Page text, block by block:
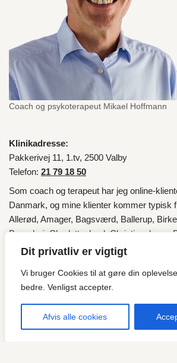
Dit privatliv er vigtigt
Vi bruger Cookies til at gøre din
bedre. Venligst accepter.
Afvis alle cookies
Coach og psykoterapeut Mikael Hoffmann
Klinikadresse:
Pakkerivej 11, 1.tv, 2500 Valby
Telefon: 21 79 18 50
Som coach og terapeut har jeg online-
Danmark, og mine klienter kommer typisk
Allerød, Amager, Bagsværd, Ballerup,
Brønshøj,Charlottenlund,Christianshavn,
Fredensborg,Frederiksberg,Frederikssund
Hillerød,Hvidovre,Høje-Taastrup,
Lyngby,Lyngby-Taarbæk,Nordsjælland
Rødovre,Tårnby,Valby,Vallensbækog fra